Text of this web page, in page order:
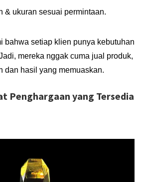
& ukuran sesuai permintaan.
bahwa setiap klien punya kebutuhan
mereka nggak cuma jual produk,
dan hasil yang memuaskan.
Penghargaan yang Tersedia